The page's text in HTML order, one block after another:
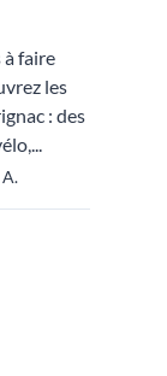
faire
les
: des